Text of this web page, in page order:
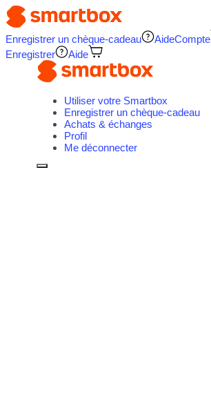
Enregistrer un chèque-cadeau AideCompte
Enregistrer
Aide
Utiliser votre Smartbox
Enregistrer un chèque-cadeau
Achats & échanges
Profil
Me déconnecter